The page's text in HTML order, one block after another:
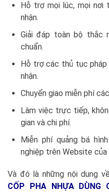
Hỗ trợ mọi lúc, mọi nơi
nhận.
Giải đáp toàn bộ thắc
chuẩn.
Hỗ trợ các thủ tục
nhận.
Chuyển giao miễn phí
Làm việc trực tiếp,
gian và chi phí.
Miễn phí quảng bá
nghiệp trên Website của
Và đó là những nội dung về
CỐP PHA NHỰA DÙNG